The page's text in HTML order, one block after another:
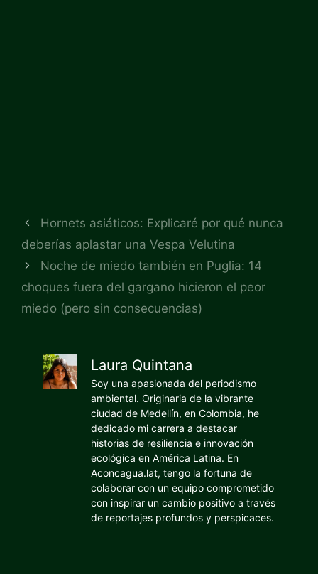
Hornets asiáticos: Explicaré por qué nunca
deberías aplastar una Vespa Velutina
Noche de miedo también en Puglia: 14
choques fuera del gargano hicieron el peor
miedo (pero sin consecuencias)
Laura Quintana
Soy una apasionada del periodismo
ambiental. Originaria de la vibrante
ciudad de Medellín, en Colombia, he
dedicado mi carrera a destacar
historias de resiliencia e innovación
ecológica en América Latina. En
Aconcagua.lat, tengo la fortuna de
colaborar con un equipo comprometido
con inspirar un cambio positivo a través
de reportajes profundos y perspicaces.